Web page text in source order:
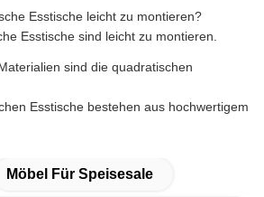
Esstische leicht zu montieren?
Esstische sind leicht zu montieren.
sind die quadratischen
Esstische bestehen aus hochwertigem
Möbel Für Speisesale